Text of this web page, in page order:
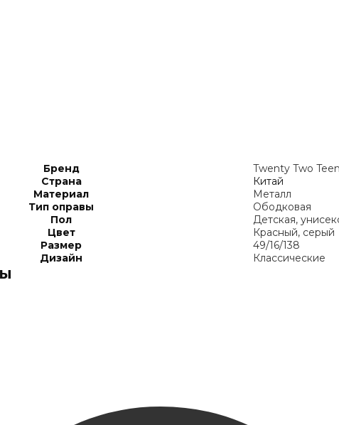
Бренд
Twenty Two Teen
Страна
Китай
Материал
Металл
Тип оправы
Ободковая
Пол
Детская,
Цвет
Красный, серый
Размер
49/16/138
Дизайн
Классические